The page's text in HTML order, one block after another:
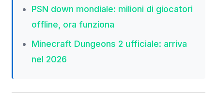
PSN down mondiale: milioni di giocatori
offline, ora funziona
Minecraft Dungeons 2 ufficiale: arriva
nel 2026